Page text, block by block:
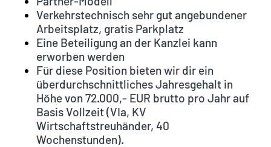
Verkehrstechnisch sehr gut angebundener
Arbeitsplatz, gratis Parkplatz
Eine Beteiligung an der Kanzlei kann
erworben werden
Für diese Position bieten wir dir ein
überdurchschnittliches Jahresgehalt in
Höhe von 72.000,- EUR brutto pro Jahr auf
Basis Vollzeit (VIa, KV
Wirtschaftstreuhänder, 40
Wochenstunden).